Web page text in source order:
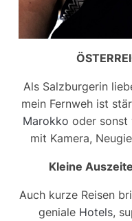
Als Salzburgerin
mein Fernweh ist
Marokko oder sonst
mit Kamera,
Kleine
Auch kurze Reisen
geniale Hotels,